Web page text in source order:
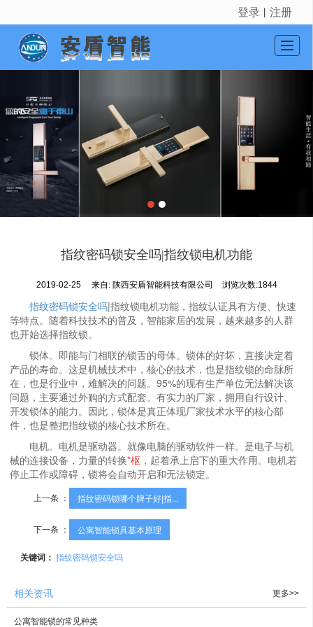
很遗憾，因您的浏览器版本过低导致无法获得最佳浏览体验，推荐下载安装谷歌浏览器！
登录 丨 注册
产品展示
新闻资讯
公司介绍
公司动态
留言反馈
指纹密码锁安全吗|指纹锁电机功能
2019-02-25 来自: 陕西安盾智能科技有限公司 浏览次数:1844
指纹密码锁安全吗|指纹锁电机功能，指纹认证具有方便、快速
等特点。随着科技技术的普及，智能家居的发展，越来越多的人群
也开始选择指纹锁。
锁体。即能与门相联的锁舌的母体。锁体的好坏，直接决定着
产品的寿命。这是机械技术中，核心的技术，也是指纹锁的命脉所
在，也是行业中，难解决的问题。95%的现有生产单位无法解决该
问题，主要通过外购的方式配套。有实力的厂家，拥用自行设计、
开发锁体的能力。因此，锁体是真正体现厂家技术水平的核心部
件，也是整把指纹锁的核心技术所在。
电机。电机是驱动器。就像电脑的驱动软件一样。是电子与机
械的连接设备，力量的转换*枢 ，起着承上启下的重大作用。电机若
停止工作或障碍，锁将会自动开启和无法锁定。
上一条 ： 指纹密码锁哪个牌子好|指...
下一条 ： 公寓智能锁具基本原理
关键词：指纹密码锁安全吗
相关资讯 更多>>
公寓智能锁的常见种类